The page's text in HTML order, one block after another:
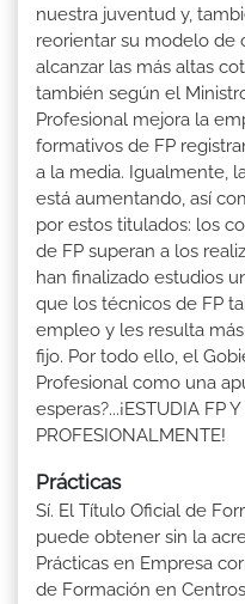
nuestra juventud y,
reorientar su modelo
alcanzar las más altas
también según el
Profesional mejora la
formativos de FP
a la media. Igualmente,
está aumentando, así
por estos titulados: los
de FP superan a los
han finalizado estudios
que los técnicos de FP
empleo y les resulta
fijo. Por todo ello, el
Profesional como una
esperas?...¡ESTUDIA FP
PROFESIONALMENTE!
Prácticas
Sí. El Título Oficial de
puede obtener sin la
Prácticas en Empresa
de Formación en